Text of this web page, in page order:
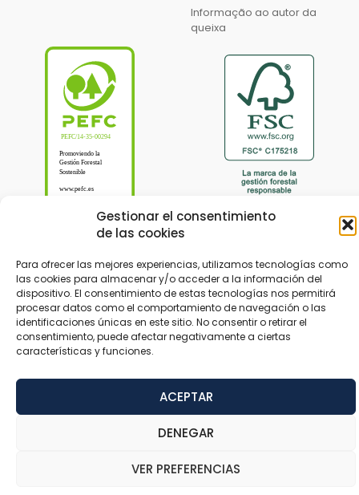
Gestionar el consentimiento
de las cookies
Para ofrecer las mejores experiencias, utilizamos tecnologías como
las cookies para almacenar y/o acceder a la información del
dispositivo. El consentimiento de estas tecnologías nos permitirá
procesar datos como el comportamiento de navegación o las
identificaciones únicas en este sitio. No consentir o retirar el
consentimiento, puede afectar negativamente a ciertas
características y funciones.
ACEPTAR
DENEGAR
VER PREFERENCIAS
Informação ao autor da
queixa
© 2024 Tableros Hispanos concebido porTrustynet
Aviso legal Política de privacidade Acessibilidade